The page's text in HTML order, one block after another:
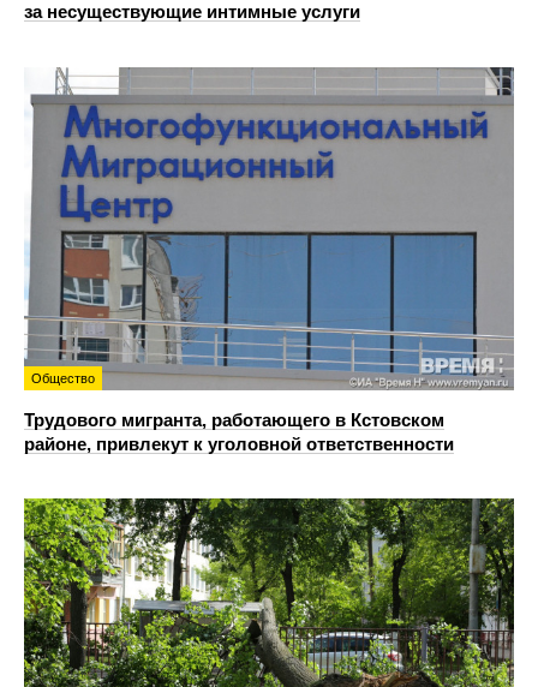
за несуществующие интимные услуги
Общество
Трудового мигранта, работающего в Кстовском
районе, привлекут к уголовной ответственности